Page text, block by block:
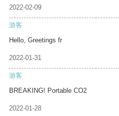
2022-02-09
游客
Hello, Greetings fr
2022-01-31
游客
BREAKING! Portable CO2
2022-01-28